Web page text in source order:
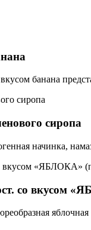
банана
сиропа
начинка,
со вкусом